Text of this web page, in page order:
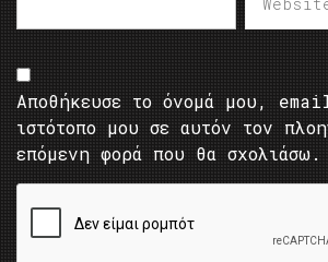
Αποθήκευσε το όνομά μου,
ιστότοπο μου σε αυτόν τον
επόμενη φορά που θα σχολιάσω.